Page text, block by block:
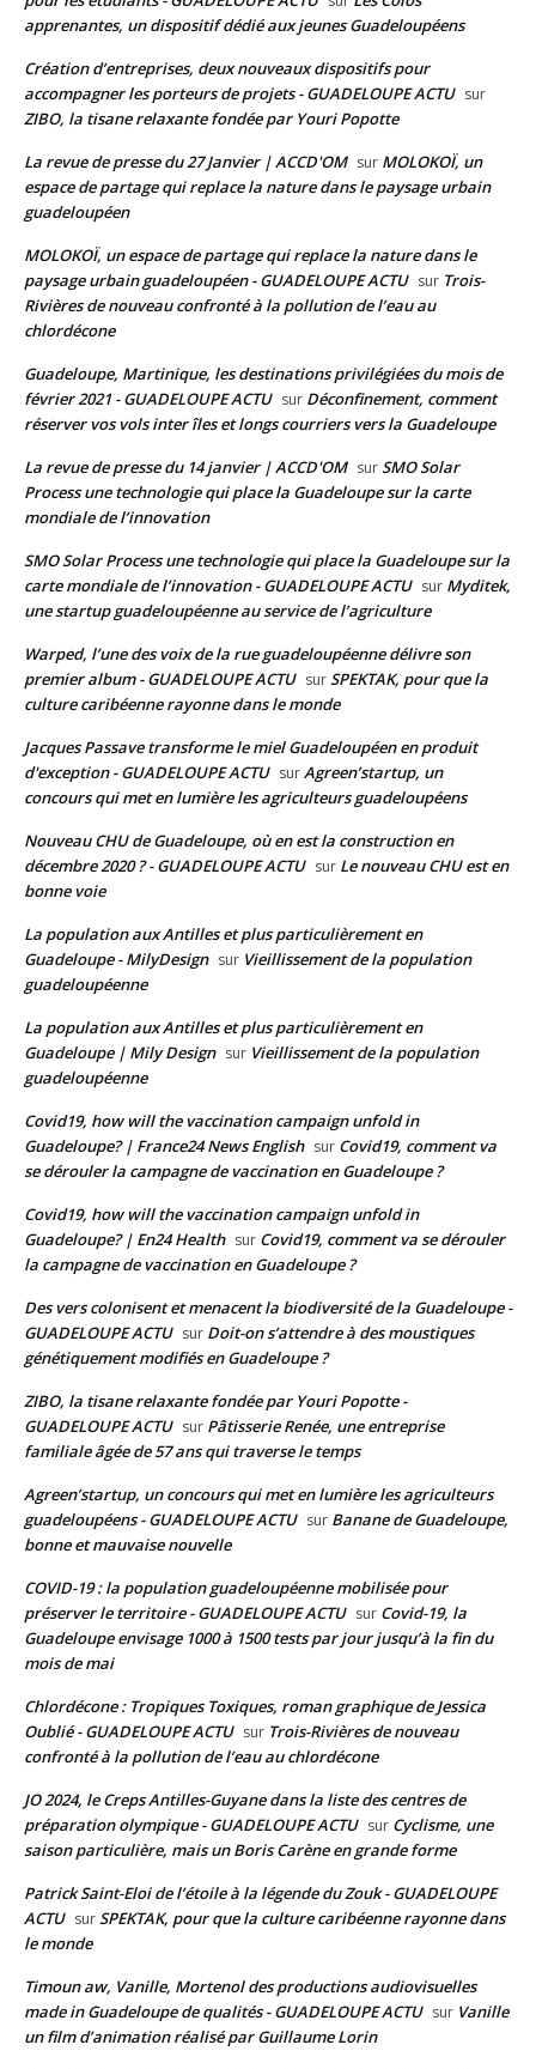
apprenantes, un dispositif dédié aux jeunes Guadeloupéens
Création d’entreprises, deux nouveaux dispositifs pour
accompagner les porteurs de projets - GUADELOUPE ACTU sur
ZIBO, la tisane relaxante fondée par Youri Popotte
La revue de presse du 27 Janvier | ACCD'OM sur MOLOKOÏ, un
espace de partage qui replace la nature dans le paysage urbain
guadeloupéen
MOLOKOÏ, un espace de partage qui replace la nature dans le
paysage urbain guadeloupéen - GUADELOUPE ACTU sur Trois-
Rivières de nouveau confronté à la pollution de l’eau au
chlordécone
Guadeloupe, Martinique, les destinations privilégiées du mois de
février 2021 - GUADELOUPE ACTU sur Déconfinement, comment
réserver vos vols inter îles et longs courriers vers la Guadeloupe
La revue de presse du 14 janvier | ACCD'OM sur SMO Solar
Process une technologie qui place la Guadeloupe sur la carte
mondiale de l’innovation
SMO Solar Process une technologie qui place la Guadeloupe sur la
carte mondiale de l’innovation - GUADELOUPE ACTU sur Myditek,
une startup guadeloupéenne au service de l’agriculture
Warped, l’une des voix de la rue guadeloupéenne délivre son
premier album - GUADELOUPE ACTU sur SPEKTAK, pour que la
culture caribéenne rayonne dans le monde
Jacques Passave transforme le miel Guadeloupéen en produit
d'exception - GUADELOUPE ACTU surAgreen’startup, un
concours qui met en lumière les agriculteurs guadeloupéens
Nouveau CHU de Guadeloupe, où en est la construction en
décembre 2020 ? - GUADELOUPE ACTU sur Le nouveau CHU est en
bonne voie
La population aux Antilles et plus particulièrement en
Guadeloupe - MilyDesign sur Vieillissement de la population
guadeloupéenne
La population aux Antilles et plus particulièrement en
Guadeloupe | Mily Design sur Vieillissement de la population
guadeloupéenne
Covid19, how will the vaccination campaign unfold in
Guadeloupe? | France24 News English sur Covid19, comment va
se dérouler la campagne de vaccination en Guadeloupe ?
Covid19, how will the vaccination campaign unfold in
Guadeloupe? | En24 Health sur Covid19, comment va se dérouler
la campagne de vaccination en Guadeloupe ?
Des vers colonisent et menacent la biodiversité de la Guadeloupe -
GUADELOUPE ACTU sur Doit-on s’attendre à des moustiques
génétiquement modifiés en Guadeloupe ?
ZIBO, la tisane relaxante fondée par Youri Popotte -
GUADELOUPE ACTU sur Pâtisserie Renée, une entreprise
familiale âgée de 57 ans qui traverse le temps
Agreen’startup, un concours qui met en lumière les agriculteurs
guadeloupéens - GUADELOUPE ACTU sur Banane de Guadeloupe,
bonne et mauvaise nouvelle
COVID-19 : la population guadeloupéenne mobilisée pour
préserver le territoire - GUADELOUPE ACTU sur Covid-19, la
Guadeloupe envisage 1000 à 1500 tests par jour jusqu’à la fin du
mois de mai
Chlordécone : Tropiques Toxiques, roman graphique de Jessica
Oublié - GUADELOUPE ACTU sur Trois-Rivières de nouveau
confronté à la pollution de l’eau au chlordécone
JO 2024, le Creps Antilles-Guyane dans la liste des centres de
préparation olympique - GUADELOUPE ACTU sur Cyclisme, une
saison particulière, mais un Boris Carène en grande forme
Patrick Saint-Eloi de l’étoile à la légende du Zouk - GUADELOUPE
ACTU sur SPEKTAK, pour que la culture caribéenne rayonne dans
le monde
Timoun aw, Vanille, Mortenol des productions audiovisuelles
made in Guadeloupe de qualités - GUADELOUPE ACTU sur Vanille
un film d’animation réalisé par Guillaume Lorin